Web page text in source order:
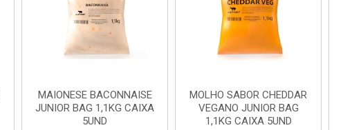
MAIONESE BACONNAISE
JUNIOR BAG 1,1KG CAIXA
5UND
MOLHO SABOR CHEDDAR
VEGANO JUNIOR BAG
1,1KG CAIXA 5UND